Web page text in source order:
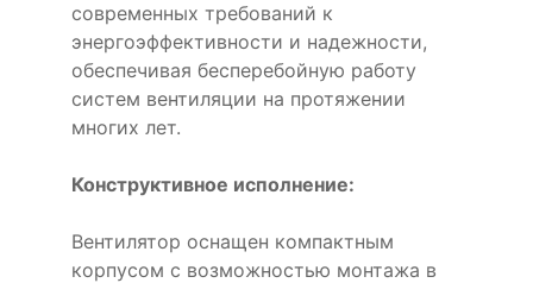
современных требований к
энергоэффективности и надежности,
обеспечивая бесперебойную работу
систем вентиляции на протяжении
многих лет.
Конструктивное исполнение:
Вентилятор оснащен компактным
корпусом с возможностью монтажа в